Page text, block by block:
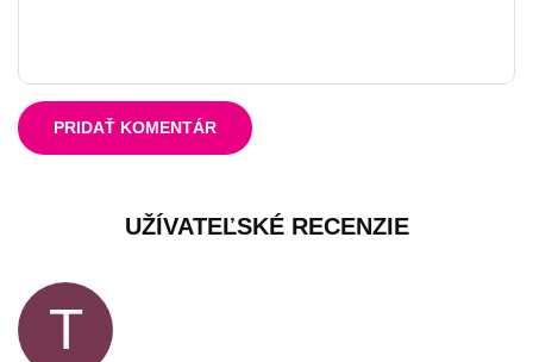
PRIDAŤ KOMENTÁR
UŽÍVATEĽSKÉ RECENZIE
T